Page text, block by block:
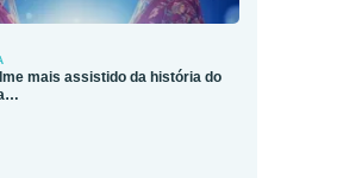
mais assistido da história do